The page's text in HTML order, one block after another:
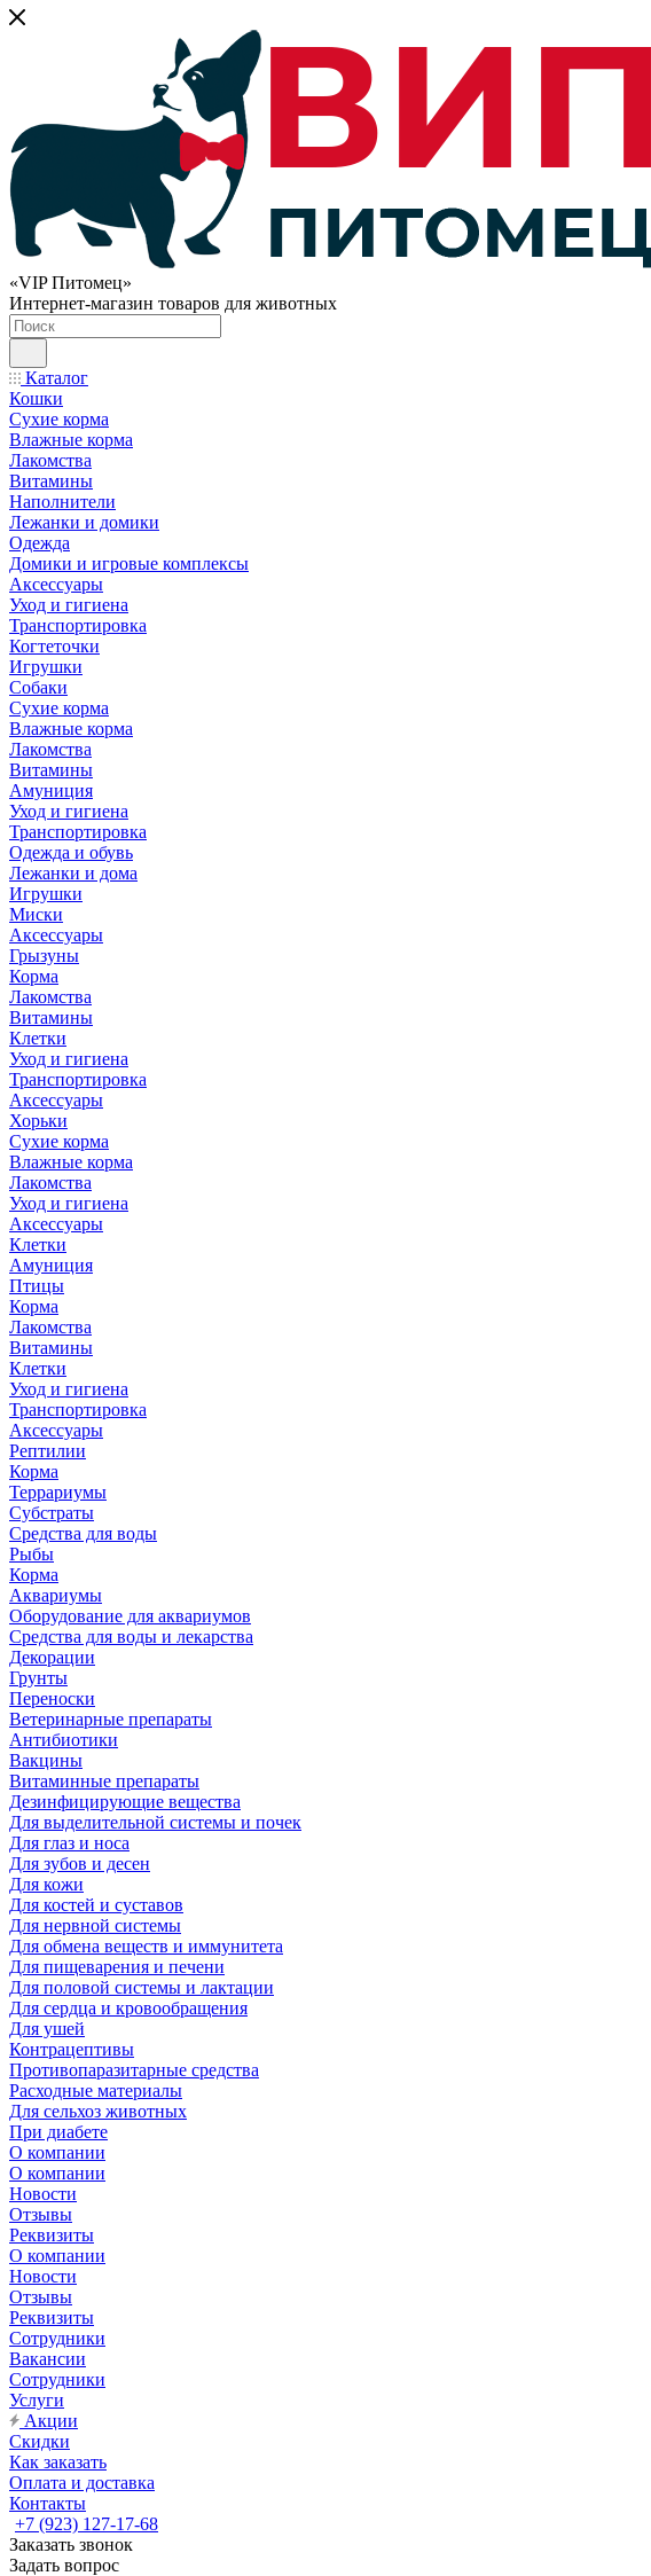
«VIP Питомец»
Интернет-магазин товаров для животных
Каталог
Кошки
Сухие корма
Влажные корма
Лакомства
Витамины
Наполнители
Лежанки и домики
Одежда
Домики и игровые комплексы
Аксессуары
Уход и гигиена
Транспортировка
Когтеточки
Игрушки
Собаки
Сухие корма
Влажные корма
Лакомства
Витамины
Амуниция
Уход и гигиена
Транспортировка
Одежда и обувь
Лежанки и дома
Игрушки
Миски
Аксессуары
Грызуны
Корма
Лакомства
Витамины
Клетки
Уход и гигиена
Транспортировка
Аксессуары
Хорьки
Сухие корма
Влажные корма
Лакомства
Уход и гигиена
Аксессуары
Клетки
Амуниция
Птицы
Корма
Лакомства
Витамины
Клетки
Уход и гигиена
Транспортировка
Аксессуары
Рептилии
Корма
Террариумы
Субстраты
Средства для воды
Рыбы
Корма
Аквариумы
Оборудование для аквариумов
Средства для воды и лекарства
Декорации
Грунты
Переноски
Ветеринарные препараты
Антибиотики
Вакцины
Витаминные препараты
Дезинфицирующие вещества
Для выделительной системы и почек
Для глаз и носа
Для зубов и десен
Для кожи
Для костей и суставов
Для нервной системы
Для обмена веществ и иммунитета
Для пищеварения и печени
Для половой системы и лактации
Для сердца и кровообращения
Для ушей
Контрацептивы
Противопаразитарные средства
Расходные материалы
Для сельхоз животных
При диабете
О компании
О компании
Новости
Отзывы
Реквизиты
О компании
Новости
Отзывы
Реквизиты
Сотрудники
Вакансии
Сотрудники
Услуги
Акции
Скидки
Как заказать
Оплата и доставка
Контакты
+7 (923) 127-17-68
Заказать звонок
Задать вопрос